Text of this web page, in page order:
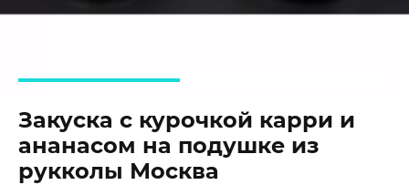
Закуска с курочкой карри и
ананасом на подушке из
рукколы Москва